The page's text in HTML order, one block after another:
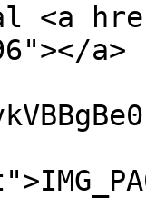
<a
a>